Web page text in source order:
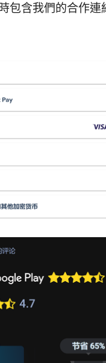
包含我們的合作連